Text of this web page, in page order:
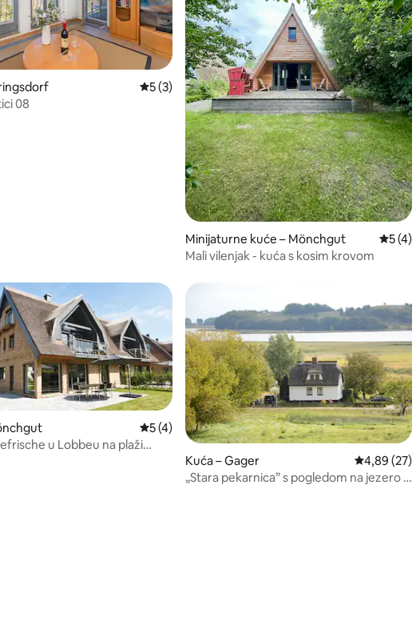
recenzija: 16
Prosječna ocjena: 5/5, recenzija: 3
5 (3)
08
Minijaturne kuće – Mönchgut
5 (4)
Mali vilenjak - kuća s kosim krovom
recenzija: 24
Prosječna ocjena: 5/5, recenzija: 4
5 (4)
u Lobbeu na plaži
Kuća – Gager Prosječna
4,89 (27)
„Stara pekarnica” s pogledom na jezero i